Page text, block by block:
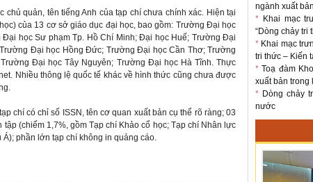
quản, tên tiếng Anh của tạp chí chưa chính xác. Hiện tại
của 13 cơ sở giáo dục đại học, bao gồm: Trường Đại học
học Sư phạm Tp. Hồ Chí Minh; Đại học Huế; Trường Đại
Đại học Hồng Đức; Trường Đại học Cần Thơ; Trường
Đại học Tây Nguyên; Trường Đại học Hà Tĩnh. Thực
Nhiều thông lệ quốc tế khác về hình thức cũng chưa được
chí có chỉ số ISSN, tên cơ quan xuất bản cụ thể rõ ràng; 03
(chiếm 1,7%, gồm Tạp chí Khảo cổ học; Tạp chí Nhân lực
phần lớn tạp chí không in quảng cáo.
ngành xuất
* Khai mạc
“Dòng chảy tri
* Khai mạc
tri thức – Kiến
*Toạ đàm
xuất bản trong
* Dòng chảy
nước